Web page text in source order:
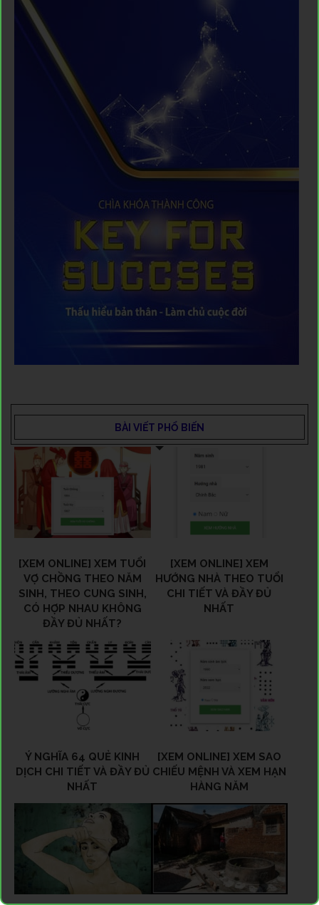
BÀI VIẾT PHỔ BIẾN
[XEM ONLINE] XEM TUỔI
VỢ CHỒNG THEO NĂM
SINH, THEO CUNG SINH,
CÓ HỢP NHAU KHÔNG
ĐẦY ĐỦ NHẤT?
[XEM ONLINE] XEM
HƯỚNG NHÀ THEO TUỔI
CHI TIẾT VÀ ĐẦY ĐỦ
NHẤT
Ý NGHĨA 64 QUẺ KINH
DỊCH CHI TIẾT VÀ ĐẦY ĐỦ
NHẤT
[XEM ONLINE] XEM SAO
CHIẾU MỆNH VÀ XEM HẠN
HÀNG NĂM